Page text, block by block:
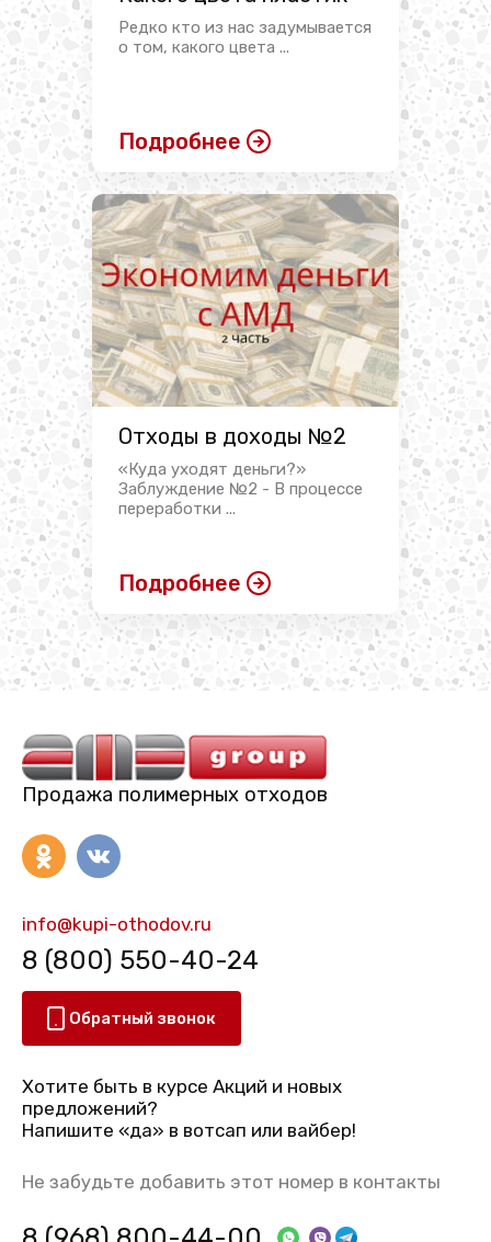
Редко кто из нас задумывается
о том, какого цвета ...
Подробнее
Отходы в доходы №2
«Куда уходят деньги?»
Заблуждение №2 - В процессе
переработки ...
Подробнее
Продажа полимерных отходов
info@kupi-othodov.ru
8 (800) 550-40-24
Обратный звонок
Хотите быть в курсе Акций и новых
предложений?
Напишите «да» в вотсап или вайбер!
Не забудьте добавить этот номер в контакты